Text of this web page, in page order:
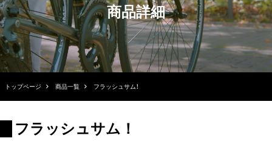
商品詳細
トップページ 商品一覧 フラッシュサム！
フラッシュサム！